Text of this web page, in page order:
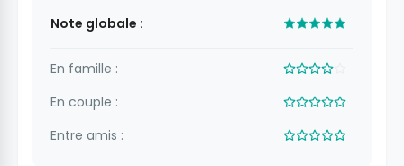
Note globale :
En famille :
En couple :
Entre amis :